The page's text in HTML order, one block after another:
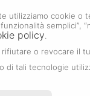
utilizziamo cookie o
semplici”,
policy
o revocare il
di tali tecnologie